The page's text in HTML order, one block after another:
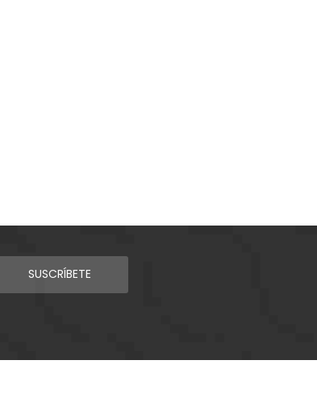
SUSCRÍBETE